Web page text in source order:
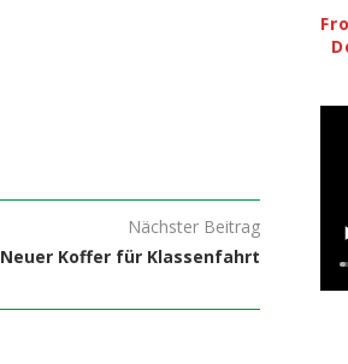
Nächster Beitrag
Neuer Koffer für Klassenfahrt